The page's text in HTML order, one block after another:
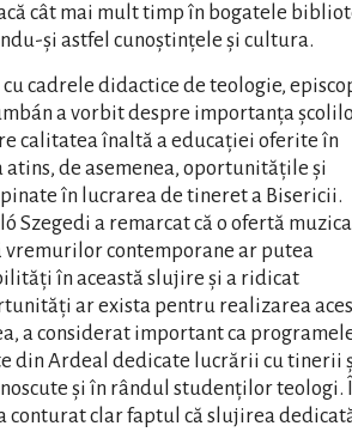
cât mai mult timp în bogatele
și astfel cunoștințele și cultura.
cadrele didactice de teologie,
a vorbit despre importanța
calitatea înaltă a educației oferite în
atins, de asemenea, oportunitățile și
în lucrarea de tineret a Bisericii.
Szegedi a remarcat că o ofertă
vremurilor contemporane ar putea
în această slujire și a ridicat
ar exista pentru realizarea
a considerat important ca
din Ardeal dedicate lucrării cu tinerii
și în rândul studenților teologi.
conturat clar faptul că slujirea